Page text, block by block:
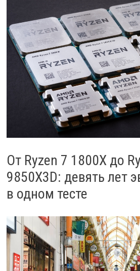
От Ryzen 7 1800X до
9850X3D: девять лет
в одном тесте